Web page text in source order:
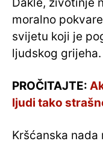
moralno
svijetu koji je
ljudskog grijeha.
PROČITAJTE:
ljudi tako
Kršćanska nada